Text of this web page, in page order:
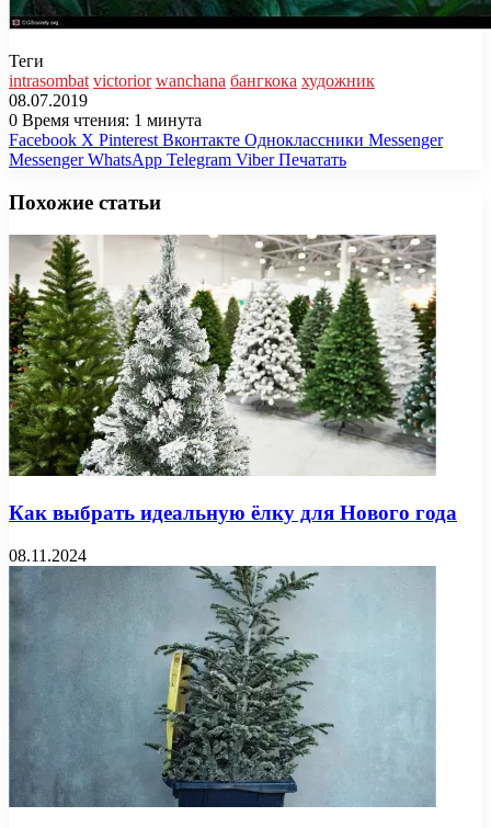
Теги
intrasombat victorior wanchana бангкока художник
08.07.2019
0 Время чтения: 1 минута
Facebook X Pinterest Вконтакте Одноклассники Messenger
Messenger WhatsApp Telegram Viber Печатать
Похожие статьи
Как выбрать идеальную ёлку для Нового года
08.11.2024